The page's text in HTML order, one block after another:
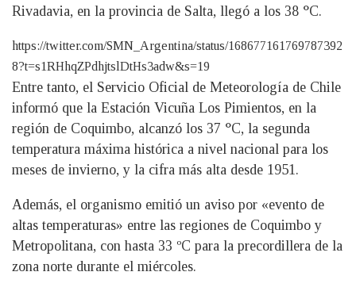
Rivadavia, en la provincia de Salta, llegó a los 38 °C.
https://twitter.com/SMN_Argentina/status/168677161769787392
8?t=s1RHhqZPdhjtslDtHs3adw&s=19
Entre tanto, el Servicio Oficial de Meteorología de Chile
informó que la Estación Vicuña Los Pimientos, en la
región de Coquimbo, alcanzó los 37 °C, la segunda
temperatura máxima histórica a nivel nacional para los
meses de invierno, y la cifra más alta desde 1951.
Además, el organismo emitió un aviso por «evento de
altas temperaturas» entre las regiones de Coquimbo y
Metropolitana, con hasta 33 ºC para la precordillera de la
zona norte durante el miércoles.